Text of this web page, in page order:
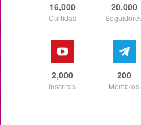
16,000
Curtidas
20,000
2,000
Inscritos
200
Membros